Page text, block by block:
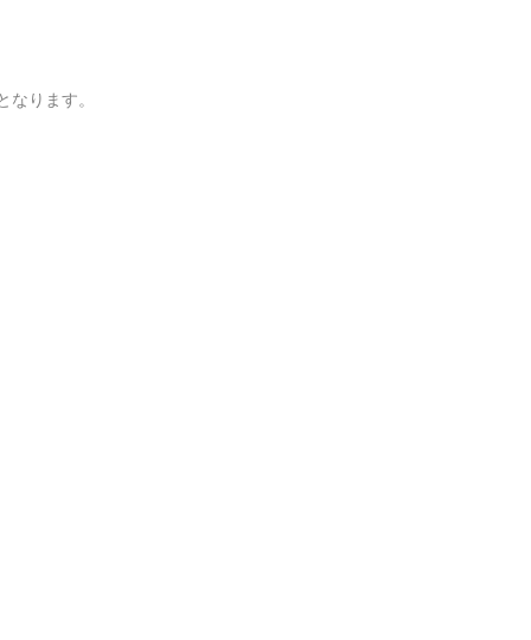
ります。